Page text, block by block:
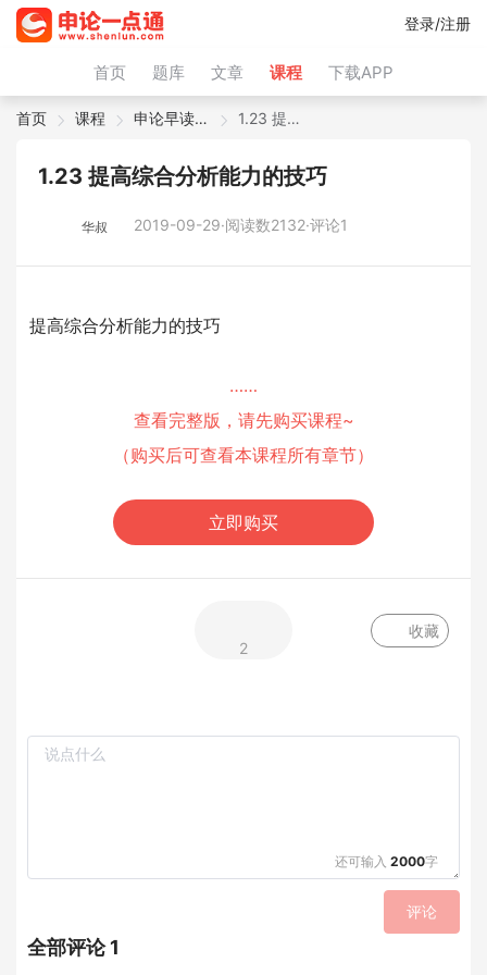
首页 题库 文章 课程 下载APP
登录/注册
首页 课程 申论早读微课 1.23 提高综合分析能力的技巧
1.23 提高综合分析能力的技巧
华叔 2019-09-29·阅读数2132·评论1
提高综合分析能力的技巧
……
查看完整版，请先购买课程~
（购买后可查看本课程所有章节）
立即购买
2
收藏
还可输入 2000字
评论
全部评论 1